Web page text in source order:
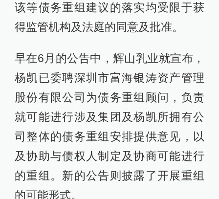
该等债务重组建议的落实均受限于获
得监管机构及法庭的同意及批准。
早在6月的公告中，辉山乳业就宣布，
杨凯已委聘深圳市富海银涛资产管理
股份有限公司为债务重组顾问，负责
就可能进行涉及集团及杨凯所拥有公
司整体的债务重组安排提供意见，以
及协助与债权人制定及协商可能进行
的重组。新的公告则披露了开展重组
的可能形式。